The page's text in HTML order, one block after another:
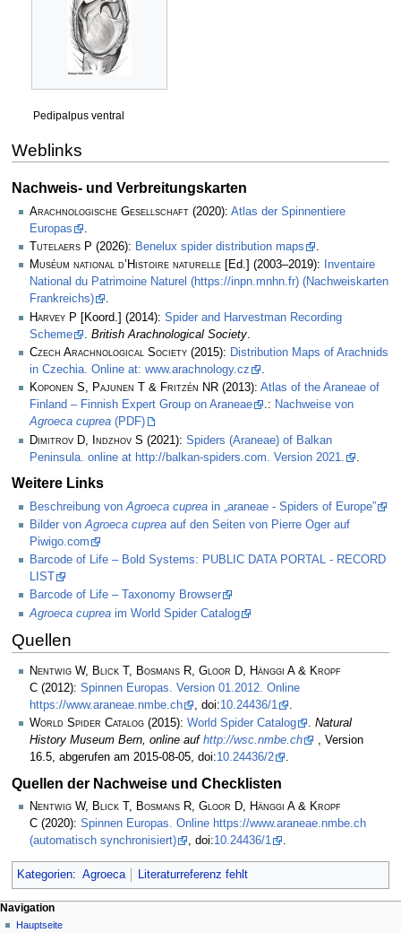
Pedipalpus ventral
Weblinks
Nachweis- und Verbreitungskarten
Arachnologische Gesellschaft (2020): Atlas der Spinnentiere
Europas
.
Tutelaers P (2026): Benelux spider distribution maps
.
Muséum national d’Histoire naturelle [Ed.] (2003–2019):
Inventaire
National du Patrimoine Naturel (https://inpn.mnhn.fr) (Nachweiskarten
Frankreichs)
.
Harvey P [Koord.] (2014): Spider and Harvestman Recording
Scheme
British Arachnological Society
Czech Arachnological Society (2015): Distribution Maps of Arachnids
in Czechia. Online at: www.arachnology.cz
.
Koponen S, Pajunen T & Fritzén NR (2013): Atlas of the Araneae of
Finland – Finnish Expert Group on Araneae
.: Nachweise von
Agroeca cuprea (PDF)
Dimitrov D, Indzhov S (2021): Spiders (Araneae) of Balkan
Peninsula. online at http://balkan-spiders.com. Version 2021.
Weitere Links
Beschreibung von Agroeca cuprea in „araneae - Spiders of Europe”
Bilder von Agroeca cuprea auf den Seiten von Pierre Oger auf
Piwigo.com
Barcode of Life – Bold Systems: PUBLIC DATA PORTAL - RECORD
LIST
Barcode of Life – Taxonomy Browser
Agroeca cuprea im World Spider Catalog
Quellen
Nentwig W, Blick T, Bosmans R, Gloor D, Hänggi A & Kropf
C (2012): Spinnen Europas. Version 01.2012. Online
https://www.araneae.nmbe.ch
, doi:10.24436/1
.
World Spider Catalog (2015): World Spider Catalog . Natural
History Museum Bern, online auf http://wsc.nmbe.ch
, Version
16.5, abgerufen am 2015-08-05, doi:10.24436/2 .
Quellen der Nachweise und Checklisten
Nentwig W, Blick T, Bosmans R, Gloor D, Hänggi A & Kropf
C (2020): Spinnen Europas. Online https://www.araneae.nmbe.ch
(automatisch synchronisiert)
, doi:10.24436/1 .
Kategorien: Agroeca Literaturreferenz fehlt
Navigation
Hauptseite